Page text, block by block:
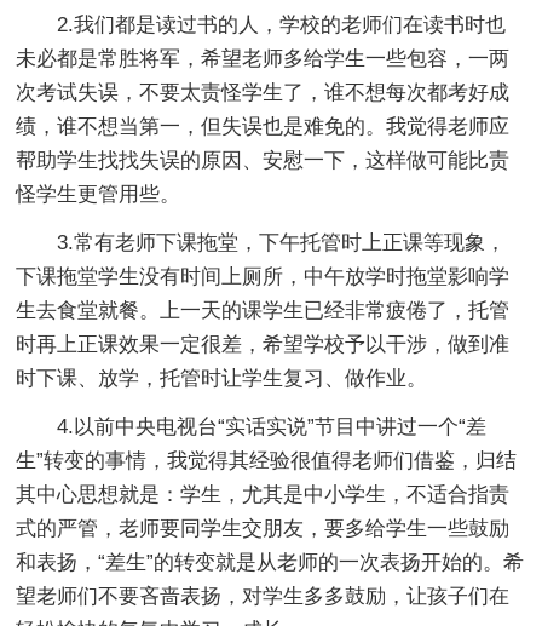
2.我们都是读过书的人，学校的老师们在读书时也
未必都是常胜将军，希望老师多给学生一些包容，一两
次考试失误，不要太责怪学生了，谁不想每次都考好成
绩，谁不想当第一，但失误也是难免的。我觉得老师应
帮助学生找找失误的原因、安慰一下，这样做可能比责
怪学生更管用些。
3.常有老师下课拖堂，下午托管时上正课等现象，
下课拖堂学生没有时间上厕所，中午放学时拖堂影响学
生去食堂就餐。上一天的课学生已经非常疲倦了，托管
时再上正课效果一定很差，希望学校予以干涉，做到准
时下课、放学，托管时让学生复习、做作业。
4.以前中央电视台“实话实说”节目中讲过一个“差
生”转变的事情，我觉得其经验很值得老师们借鉴，归结
其中心思想就是：学生，尤其是中小学生，不适合指责
式的严管，老师要同学生交朋友，要多给学生一些鼓励
和表扬，“差生”的转变就是从老师的一次表扬开始的。希
望老师们不要吝啬表扬，对学生多多鼓励，让孩子们在